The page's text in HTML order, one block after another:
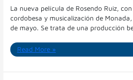
La nueva película de Rosendo Ruiz,
cordobesa y musicalización de
de mayo. Se trata de una producción
de
Read More »